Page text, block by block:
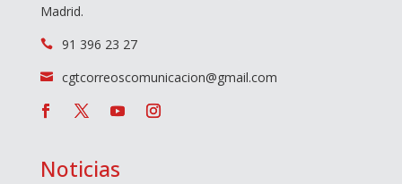
Madrid.
 91 396 23 27
 cgtcorreoscomunicacion@gmail.com
Noticias